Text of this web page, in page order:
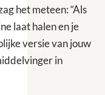
het meteen: “Als
laat halen en je
versie van jouw
in